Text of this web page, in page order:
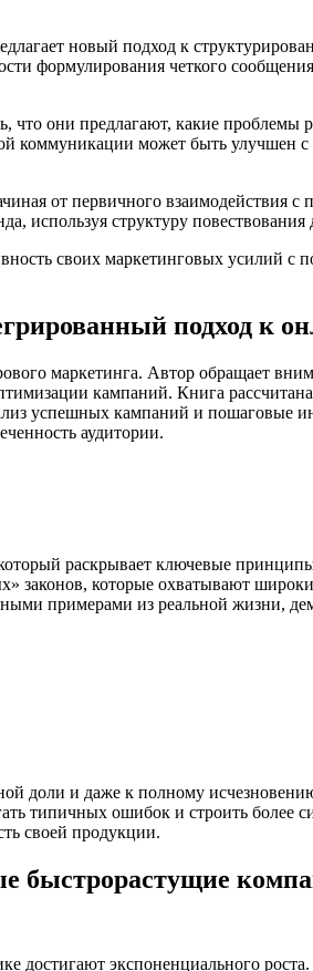
новый подход к
формулирования четкого
что они предлагают, какие
коммуникации может быть улучшен
от первичного взаимодействия
структуру повествования
своих маркетинговых усилий
подход к
маркетинга. Автор обращает
кампаний. Книга рассчитана
успешных кампаний и пошаговые
аудитории.
раскрывает ключевые
законов, которые охватывают
примерами из реальной жизни,
доли и даже к полному
типичных ошибок и строить более
своей продукции.
быстрорастущие
достигают экспоненциального